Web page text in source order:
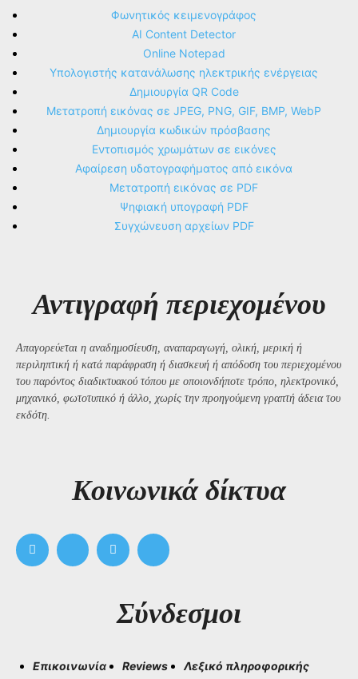
Φωνητικός κειμενογράφος
AI Content Detector
Online Notepad
Υπολογιστής κατανάλωσης ηλεκτρικής ενέργειας
Δημιουργία QR Code
Μετατροπή εικόνας σε JPEG, PNG, GIF, BMP, WebP
Δημιουργία κωδικών πρόσβασης
Εντοπισμός χρωμάτων σε εικόνες
Αφαίρεση υδατογραφήματος από εικόνα
Μετατροπή εικόνας σε PDF
Ψηφιακή υπογραφή PDF
Συγχώνευση αρχείων PDF
Αντιγραφή περιεχομένου
Απαγορεύεται η αναδημοσίευση, αναπαραγωγή, ολική, μερική ή
περιληπτική ή κατά παράφραση ή διασκευή ή απόδοση του περιεχομένου
του παρόντος διαδικτυακού τόπου με οποιονδήποτε τρόπο, ηλεκτρονικό,
μηχανικό, φωτοτυπικό ή άλλο, χωρίς την προηγούμενη γραπτή άδεια του
εκδότη.
Kοινωνικά δίκτυα
Σύνδεσμοι
Επικοινωνία Reviews
Λεξικό πληροφορικής